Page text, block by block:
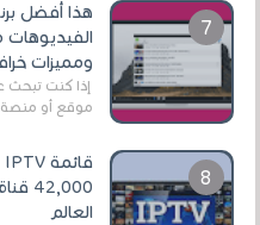
هذا أفضل
ومميزات
إذا كنت تبحث
موقع أو
العالم